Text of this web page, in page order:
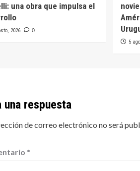
una obra que impulsa el
2026 0
5
una respuesta
de correo electrónico no será
*